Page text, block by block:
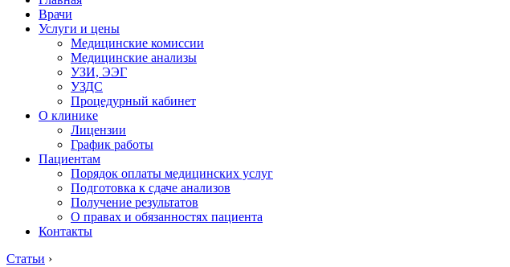
Врачи
Услуги и цены
Медицинские комиссии
Медицинские анализы
УЗИ, ЭЭГ
УЗДС
Процедурный кабинет
О клинике
Лицензии
График работы
Пациентам
Порядок оплаты медицинских услуг
Подготовка к сдаче анализов
Получение результатов
О правах и обязанностях пациента
Контакты
Статьи ›